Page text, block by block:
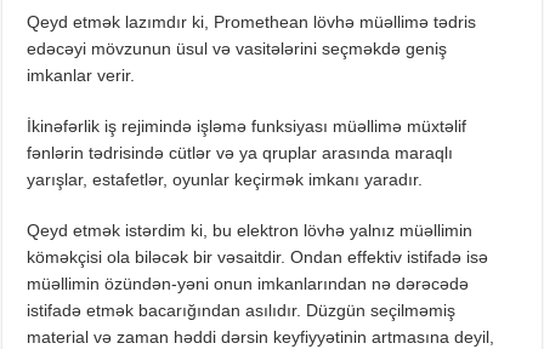
Qeyd etmək lazımdır ki, Promethean lövhə müəllimə tədris
edəcəyi mövzunun üsul və vasitələrini seçməkdə geniş
imkanlar verir.
İkinəfərlik iş rejimində işləmə funksiyası müəllimə müxtəlif
fənlərin tədrisində cütlər və ya qruplar arasında maraqlı
yarışlar, estafetlər, oyunlar keçirmək imkanı yaradır.
Qeyd etmək istərdim ki, bu elektron lövhə yalnız müəllimin
köməkçisi ola biləcək bir vəsaitdir. Ondan effektiv istifadə isə
müəllimin özündən-yəni onun imkanlarından nə dərəcədə
istifadə etmək bacarığından asılıdır. Düzgün seçilməmiş
material və zaman həddi dərsin keyfiyyətinin artmasına deyil,